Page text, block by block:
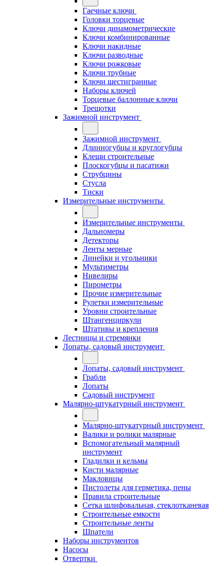
Гаечные ключи
Головки торцевые
Ключи динамометрические
Ключи комбинированные
Ключи накидные
Ключи разводные
Ключи рожковые
Ключи трубные
Ключи шестигранные
Наборы ключей
Торцевые баллонные ключи
Трещотки
Зажимной инструмент
Зажимной инструмент
Длинногубцы и круглогубцы
Клещи строительные
Плоскогубцы и пасатижи
Струбцины
Стусла
Тиски
Измерительные инструменты
Измерительные инструменты
Дальномеры
Детекторы
Ленты мерные
Линейки и угольники
Мультиметры
Нивелиры
Пирометры
Прочие измерительные
Рулетки измерительные
Уровни строительные
Штангенциркули
Штативы и крепления
Лестницы и стремянки
Лопаты, садовый инструмент
Лопаты, садовый инструмент
Грабли
Лопаты
Садовый инструмент
Малярно-штукатурный инструмент
Малярно-штукатурный инструмент
Валики и ролики малярные
Вспомогательный малярный
инструмент
Гладилки и кельмы
Кисти малярные
Макловицы
Пистолеты для герметика, пены
Правила строительные
Сетка шлифовальная, стеклотканевая
Строительные емкости
Строительные ленты
Шпатели
Наборы инструментов
Насосы
Отвертки